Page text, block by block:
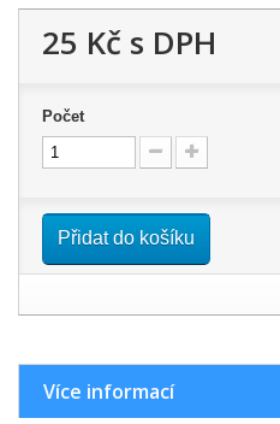
25 Kč s DPH
Počet
Přidat do košíku
Více informací